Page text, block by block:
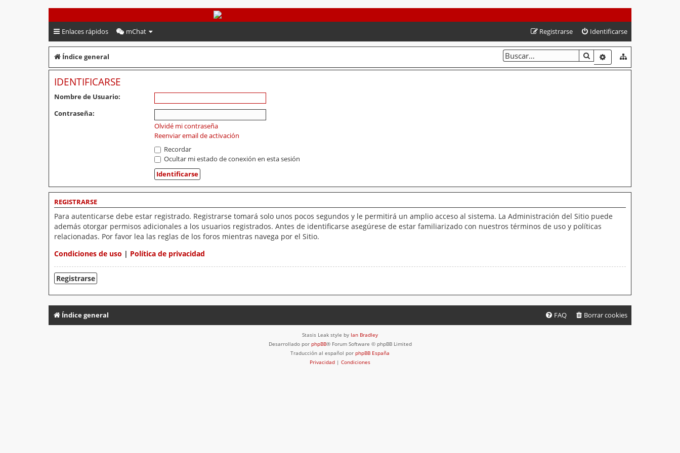
PeruVoley.com
Enlaces rápidos mChat Identificarse
Registrarse
Índice general BUSCARBÚSQUEDA
IDENTIFICARSE
Nombre de Usuario:
Contraseña:
Olvidé mi contraseña
Reenviar email de activación
Recordar
Ocultar mi estado de conexión en esta sesión
REGISTRARSE
Para autenticarse debe estar registrado. Registrarse tomará solo unos pocos segundos y le permitirá un amplio acceso al sistema. La Administración del Sitio puede
además otorgar permisos adicionales a los usuarios registrados. Antes de identificarse asegúrese de estar familiarizado con nuestros términos de uso y políticas
relacionadas. Por favor lea las reglas de los foros mientras navega por el Sitio.
Condiciones de uso | Política de privacidad
Registrarse
Índice general Borrar cookies
FAQ
Stasis Leak style by Ian Bradley
Desarrollado por phpBB® Forum Software © phpBB Limited
Traducción al español por phpBB España
Privacidad | Condiciones